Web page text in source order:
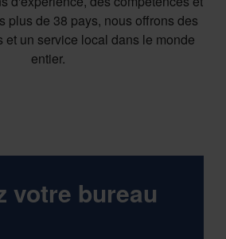
plus de 38 pays, nous offrons des
et un service local dans le monde
entier.
votre bureau